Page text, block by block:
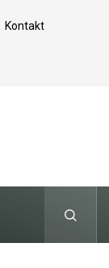
Kontakt